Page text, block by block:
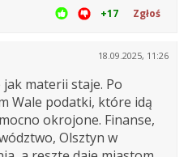
+17 Zgłoś
18.09.2025, 11:26
materii staje. Po
Wale podatki, które idą
okrojone. Finanse,
Olsztyn w